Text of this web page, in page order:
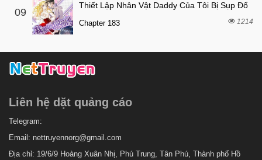
09
Thiết Lập Nhân Vật Daddy Của Tôi Bị Sụp Đổ
Chapter 183 1214
Liên hệ dặt quảng cáo
Telegram:
Email: nettruyennorg@gmail.com
Địa chỉ: 19/6/9 Hoàng Xuân Nhị, Phú Trung, Tân Phú, Thành phố Hồ